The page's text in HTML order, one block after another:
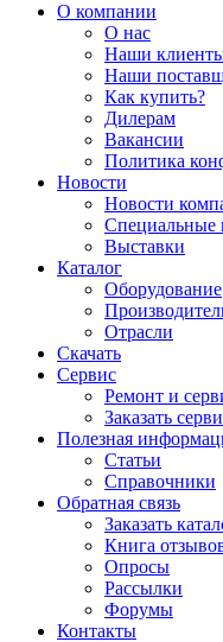
О компании
О нас
Наши
Наши
Как купить?
Дилерам
Вакансии
Политика
Новости
Новости
Специальные
Выставки
Каталог
Оборудование
Отрасли
Скачать
Сервис
Ремонт и
Заказать
Полезная
Статьи
Справочники
Обратная связь
Заказать
Книга
Опросы
Рассылки
Форумы
Контакты